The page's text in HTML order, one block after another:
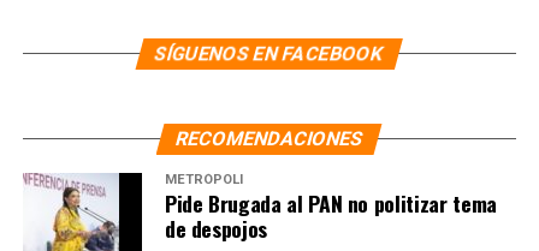
SÍGUENOS EN FACEBOOK
RECOMENDACIONES
METRÓPOLI
Pide Brugada al PAN no politizar tema
de despojos